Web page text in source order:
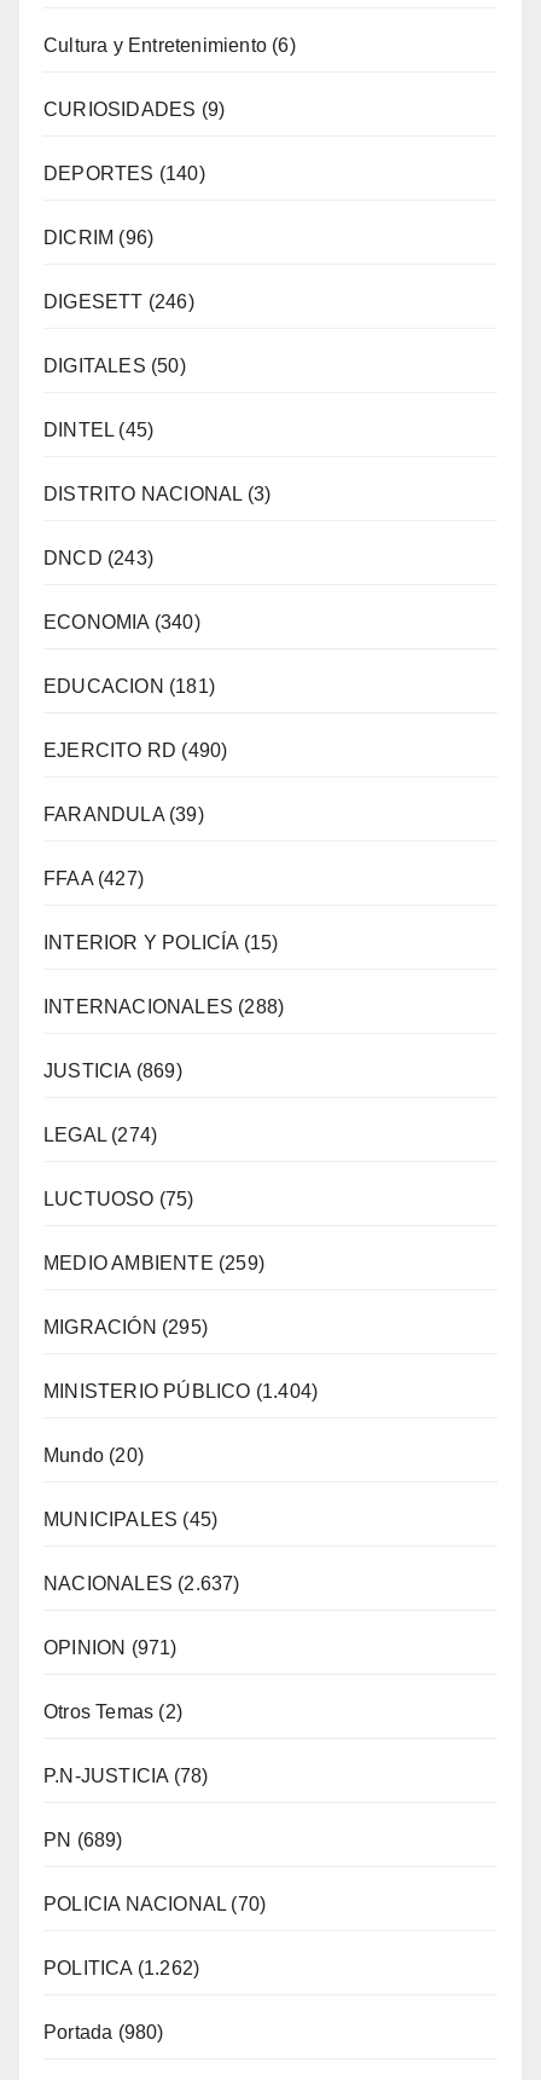
Cultura y Entretenimiento (6)
CURIOSIDADES (9)
DEPORTES (140)
DICRIM (96)
DIGESETT (246)
DIGITALES (50)
DINTEL (45)
DISTRITO NACIONAL (3)
DNCD (243)
ECONOMIA (340)
EDUCACION (181)
EJERCITO RD (490)
FARANDULA(39)
FFAA(427)
INTERIOR Y POLICÍA (15)
INTERNACIONALES (288)
JUSTICIA (869)
LEGAL (274)
LUCTUOSO (75)
MEDIO AMBIENTE (259)
MIGRACIÓN (295)
MINISTERIO PÚBLICO (1.404)
Mundo (20)
MUNICIPALES (45)
NACIONALES (2.637)
OPINION (971)
Otros Temas (2)
P.N-JUSTICIA (78)
PN (689)
POLICIA NACIONAL (70)
POLITICA (1.262)
Portada (980)